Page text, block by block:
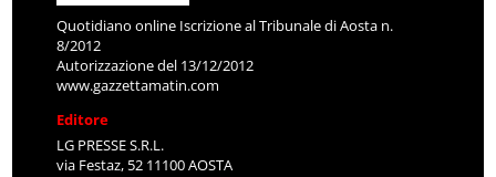
Quotidiano online Iscrizione al Tribunale di Aosta n.
8/2012
Autorizzazione del 13/12/2012
www.gazzettamatin.com
Editore
LG PRESSE S.R.L.
via Festaz, 52 11100 AOSTA